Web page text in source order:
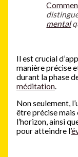
mental
Il est crucial
manière précise
durant la phase
méditation.
Non seulement,
être précise mais
l’horizon, ainsi
pour atteindre l’